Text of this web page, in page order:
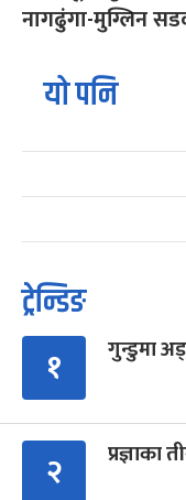
नागढुंगा-मुग्लिन
यो पनि
ट्रेन्डिङ
१ गुन्डुमा
२